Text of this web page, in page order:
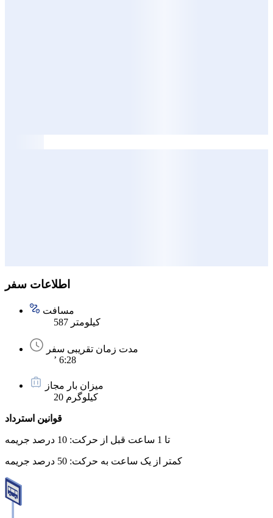
اطلاعات سفر
مسافت
587 کیلومتر
مدت زمان تقریبی سفر
’ 6:28
میزان بار مجاز
20 کیلوگرم
قوانین استرداد
تا 1 ساعت قبل از حرکت: 10 درصد جریمه
کمتر از یک ساعت به حرکت: 50 درصد جریمه